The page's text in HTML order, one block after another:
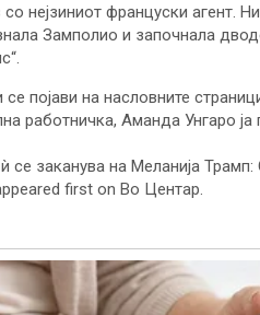
нејзиниот француски агент.
Замполио и започнала
појави на насловните
работничка, Аманда Унгаро
заканува на Меланија
first on Во Центар.